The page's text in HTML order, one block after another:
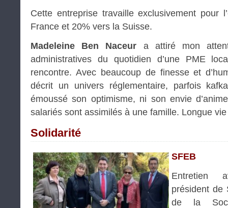
Cette entreprise travaille exclusivement pour
France et 20% vers la Suisse.
Madeleine Ben Naceur a attiré mon
administratives du quotidien d’une PME
rencontre. Avec beaucoup de finesse et
décrit un univers réglementaire, parfois
émoussé son optimisme, ni son envie
salariés sont assimilés à une famille. Longue
Solidarité
SFEB
Entretien
président de
de la